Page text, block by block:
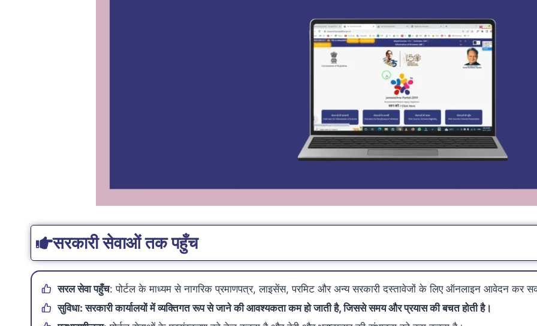
सरकारी सेवाओं तक पहुँच
सरल सेवा पहुँच: पोर्टल के माध्यम से नागरिक प्रमाणपत्र, लाइसेंस, परमिट और अन्य सरकारी दस्तावेजों के लिए ऑनलाइन आवेदन कर
सुविधा: सरकारी कार्यालयों में व्यक्तिगत रूप से जाने की आवश्यकता कम हो जाती है, जिससे समय और प्रयास की बचत होती है।